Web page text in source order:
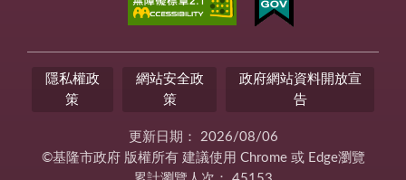
隱私權政
策
網站安全政
策
政府網站資料開放宣
告
更新日期： 2026/08/06
©基隆市政府 版權所有 建議使用 Chrome 或 Edge瀏覽